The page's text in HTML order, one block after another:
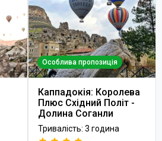
Особлива пропозиція
Каппадокія: Королева
Плюс Східний Політ -
Долина Соганли
Тривалість: 3 година